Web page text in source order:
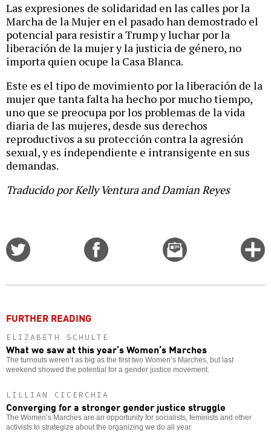
Las expresiones de solidaridad en las calles por la
Marcha de la Mujer en el pasado han demostrado el
potencial para resistir a Trump y luchar por la
liberación de la mujer y la justicia de género, no
importa quien ocupe la Casa Blanca.
Este es el tipo de movimiento por la liberación de la
mujer que tanta falta ha hecho por mucho tiempo,
uno que se preocupa por los problemas de la vida
diaria de las mujeres, desde sus derechos
reproductivos a su protección contra la agresión
sexual, y es independiente e intransigente en sus
demandas.
Traducido por Kelly Ventura and Damian Reyes
Email
this
FURTHER READING
ELIZABETH SCHULTE
What we saw at this year’s Women’s Marches
The turnouts weren’t as big as the first two Women’s Marches, but last
weekend showed the potential for a gender justice movement.
LILLIAN CICERCHIA
Converging for a stronger gender justice struggle
The Women’s Marches are an opportunity for socialists, feminists and other
activists to strategize about the organizing we do all year.